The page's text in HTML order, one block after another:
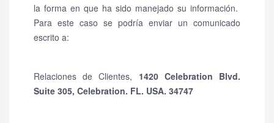
la forma en que ha sido manejado su información.
Para este caso se podría enviar un comunicado
escrito a:
Relaciones de Clientes, 1420 Celebration Blvd.
Suite 305, Celebration. FL. USA. 34747